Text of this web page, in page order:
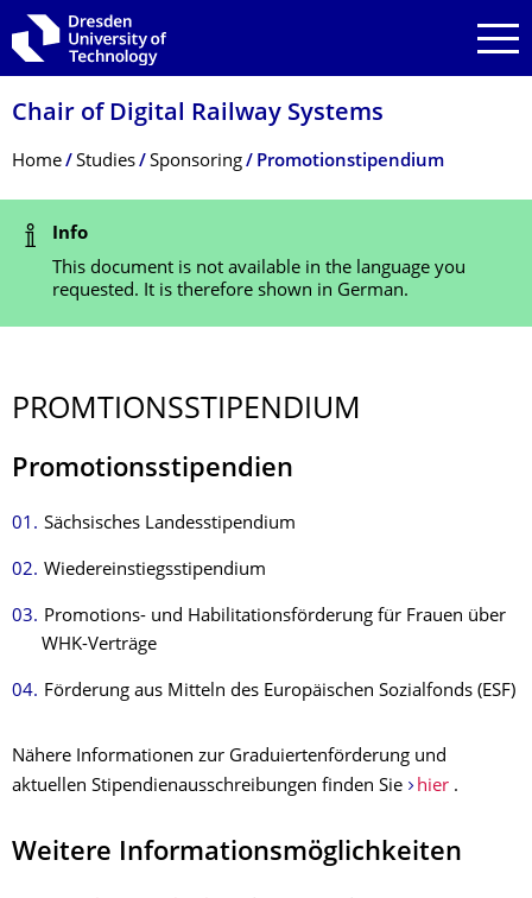
Skip to main navigation
Skip to search
Skip to content
Chair of Digital Railway Systems
Breadcrumb Menu
Home Studies Sponsoring Promotionstipendium
Status Message
Info
This document is not available in the language you
requested. It is therefore shown in German.
PROMTIONSSTI­PENDIUM
Promotionsstipendien
Sächsisches Landesstipendium
Wiedereinstiegsstipendium
Promotions- und Habilitationsförderung für Frauen über
WHK-Verträge
Förderung aus Mitteln des Europäischen Sozialfonds (ESF)
Nähere Informationen zur Graduiertenförderung und
aktuellen Stipendienausschreibungen finden Sie
hier.
Weitere Informationsmöglichkeiten